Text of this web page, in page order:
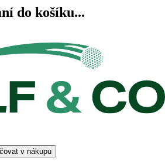
do košíku...
v nákupu